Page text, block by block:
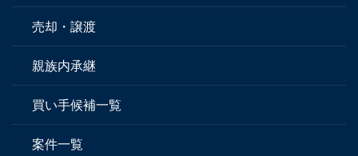
売却・譲渡
親族内承継
買い手候補一覧
案件一覧